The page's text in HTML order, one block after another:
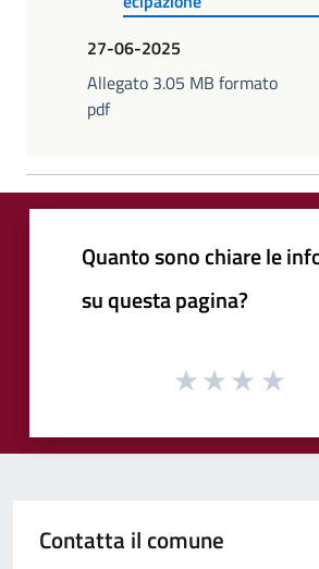
27-06-2025
Allegato 3.05 MB formato
pdf
Quanto sono chiare le
su questa pagina?
Contatta il comune